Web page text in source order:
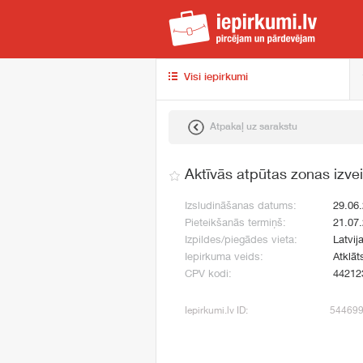
Visi iepirkumi
Atpakaļ uz sarakstu
Aktīvās atpūtas zonas
Izsludināšanas datums:
Pieteikšanās termiņš:
Izpildes/piegādes vieta:
Iepirkuma veids:
CPV kodi:
Iepirkumi.lv ID: